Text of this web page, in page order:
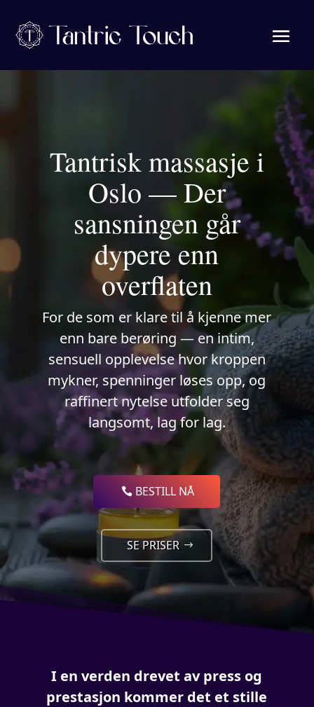
Tantrisk massasje i
Oslo — Der
sansningen går
dypere enn
overflaten
For de som er klare til å kjenne mer
enn bare berøring — en intim,
sensuell opplevelse hvor kroppen
mykner, spenninger løses opp, og
raffinert nytelse utfolder seg
langsomt, lag for lag.
BESTILL NÅ
SE PRISER
I en verden drevet av press og
prestasjon kommer det et stille